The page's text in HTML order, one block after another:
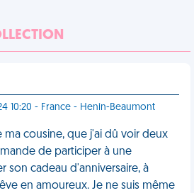
10:20 - France - Henin-Beaumont
ma cousine, que j'ai dû voir deux
de participer à une
son cadeau d'anniversaire, à
en amoureux. Je ne suis même